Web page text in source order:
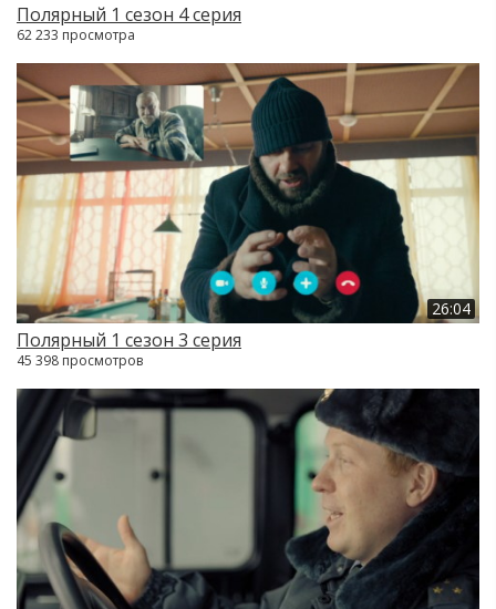
Полярный 1 сезон 4 серия
62 233 просмотра
26:04
Полярный 1 сезон 3 серия
45 398 просмотров